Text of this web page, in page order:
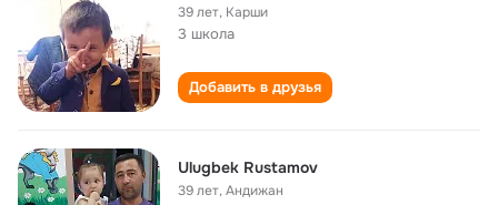
39 лет, Карши
3 школа
Добавить в друзья
Ulugbek Rustamov
39 лет,Андижан